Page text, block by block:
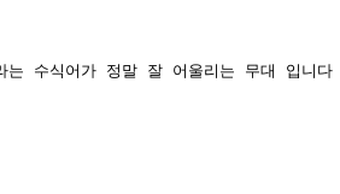
는 수식어가 정말 잘 어울리는 무대 입니다